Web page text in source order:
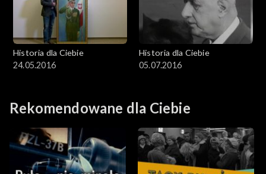
Historia dla Ciebie
24.05.2016
Historia dla Ciebie
05.07.2016
Rekomendowane dla Ciebie